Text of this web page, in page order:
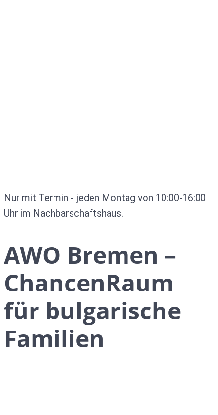
Nur mit Termin - jeden Montag von 10:00-16:00
Uhr im Nachbarschaftshaus.
AWO Bremen –
ChancenRaum
für bulgarische
Familien